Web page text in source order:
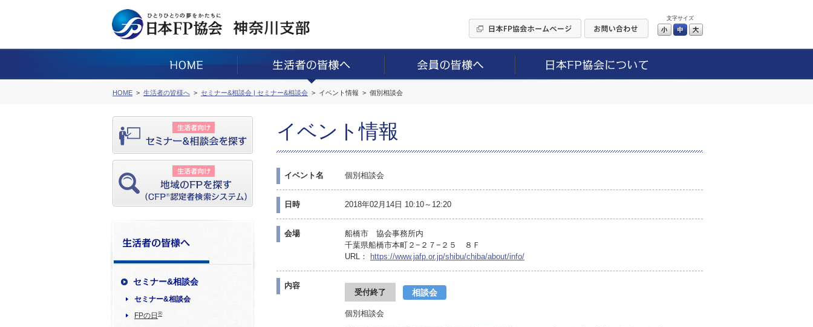
文字サイズ
小 中
HOME 生活者の皆様へ セミナー&相談会 | セミナー&相談会 イベント情報 個別相談会
セミナー&相談会
セミナー&相談会
FPの日 ®
イベント情報
イベント名 個別相談会
日時 2018年02月14日 10:10～12:20
会場
船橋市 協会事務所内
千葉県船橋市本町２−２７−２５ ８Ｆ
URL：
https://www.jafp.or.jp/shibu/chiba/about/info/
内容
受付終了 相談会
個別相談会